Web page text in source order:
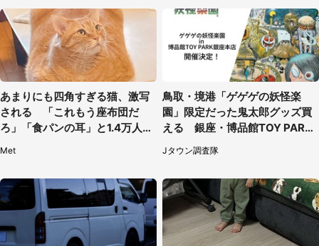
あまりにも四角すぎる猫、激写
される 「これもう座布団だ
ろ」「食パンの耳」と1.4万人困
Met
鳥取・境港「ゲゲゲの妖怪楽
園」限定だった鬼太郎グッズ買
える 銀座・博品館TOY PARK
へ急げ【8／8～31】
Jタウン調査隊